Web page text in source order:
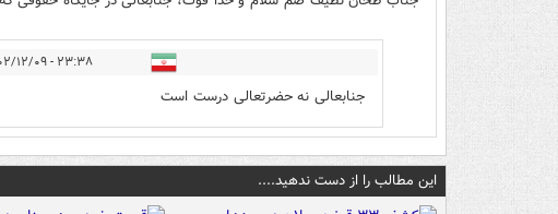
۲۳:۳۸ - ۱۴۰۲/۱۲/۰۹
جنابعالی نه حضرتعالی درست است
این مطالب را از دست ندهید....